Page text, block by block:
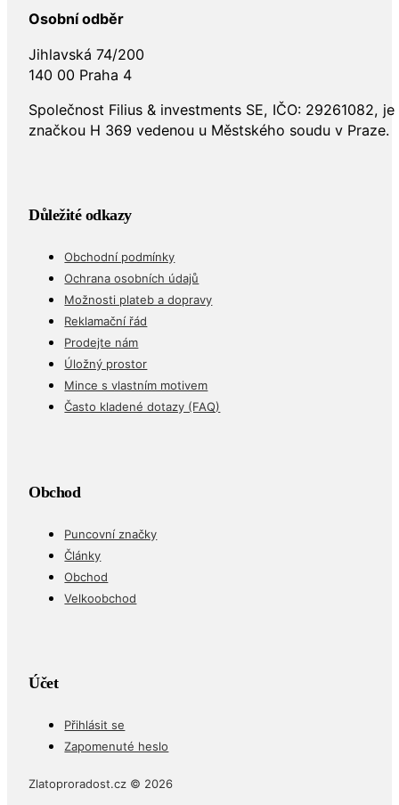
Osobní odběr
Jihlavská 74/200
140 00 Praha 4
Společnost Filius & investments SE, IČO: 29261082,
značkou H 369 vedenou u Městského soudu v Praze.
Důležité odkazy
Obchodní podmínky
Ochrana osobních údajů
Možnosti plateb a dopravy
Reklamační řád
Prodejte nám
Úložný prostor
Mince s vlastním motivem
Často kladené dotazy (FAQ)
Obchod
Puncovní značky
Články
Obchod
Velkoobchod
Účet
Přihlásit se
Zapomenuté heslo
Zlatoproradost.cz © 2026